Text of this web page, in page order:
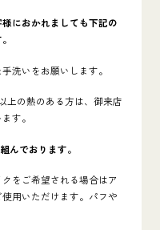
におかれましても下記の
洗いをお願いします。
上の熱のある方は、御来店
す。
んでおります。
をご希望される場合はア
用いただけます。パフや